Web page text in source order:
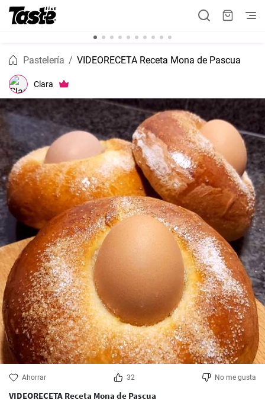
Pastelería VIDEORECETA Receta Mona de Pascua
Clara
Ahorrar 32 No me gusta
VIDEORECETA Receta Mona de Pascua